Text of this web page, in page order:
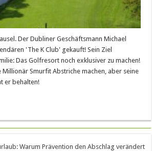
Der Dubliner Geschäftsmann Michael
'The K Club' gekauft! Sein Ziel
Das Golfresort noch exklusiver zu machen!
Millionär Smurfit Abstriche machen, aber seine
er behalten!
Warum Prävention den Abschlag verändert